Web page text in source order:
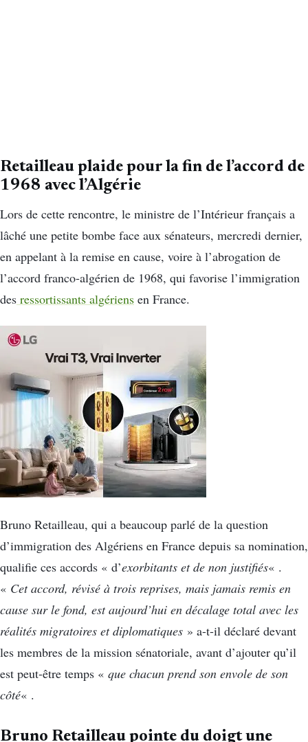
Retailleau plaide pour la fin de l’accord de
1968 avec l’Algérie
Lors de cette rencontre, le ministre de l’Intérieur français a
lâché une petite bombe face aux sénateurs, mercredi dernier,
en appelant à la remise en cause, voire à l’abrogation de
l’accord franco-algérien de 1968, qui favorise l’immigration
des ressortissants algériens en France.
Bruno Retailleau, qui a beaucoup parlé de la question
d’immigration des Algériens en France depuis sa nomination,
qualifie ces accords « d’exorbitants et de non justifiés« .
« Cet accord, révisé à trois reprises, mais jamais remis en
cause sur le fond, est aujourd’hui en décalage total avec les
réalités migratoires et diplomatiques » a-t-il déclaré devant
les membres de la mission sénatoriale, avant d’ajouter qu’il
est peut-être temps « que chacun prend son envole de son
côté« .
Bruno Retailleau pointe du doigt une